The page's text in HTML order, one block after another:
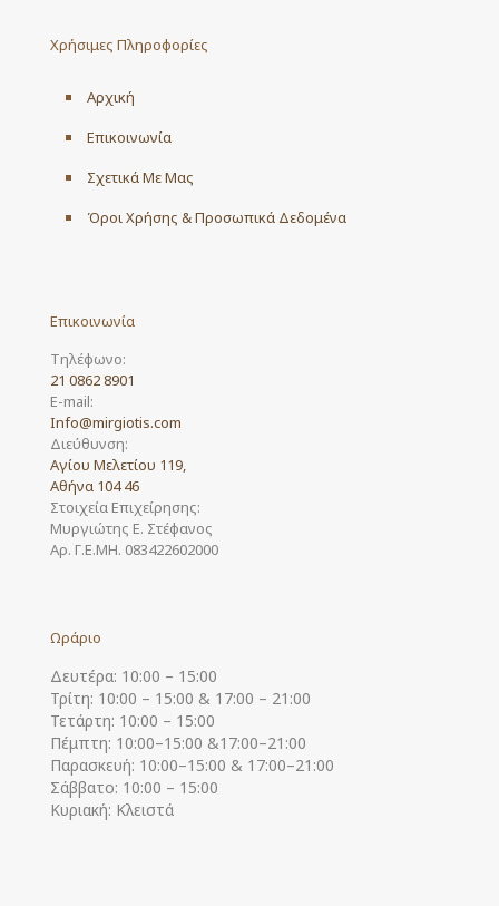
Χρήσιμες Πληροφορίες
Αρχική
Επικοινωνία
Σχετικά Με Μας
Όροι Χρήσης & Προσωπικά Δεδομένα
Επικοινωνία
Τηλέφωνο:
21 0862 8901
E-mail:
Info@mirgiotis.com
Διεύθυνση:
Αγίου Μελετίου 119,
Αθήνα 104 46
Στοιχεία Επιχείρησης:
Μυργιώτης Ε. Στέφανος
Αρ. Γ.Ε.ΜΗ. 083422602000
Ωράριο
Δευτέρα: 10:00 – 15:00
Τρίτη: 10:00 – 15:00 & 17:00 – 21:00
Τετάρτη: 10:00 – 15:00
Πέμπτη: 10:00–15:00 &17:00–21:00
Παρασκευή: 10:00–15:00 & 17:00–21:00
Σάββατο: 10:00 – 15:00
Κυριακή: Κλειστά